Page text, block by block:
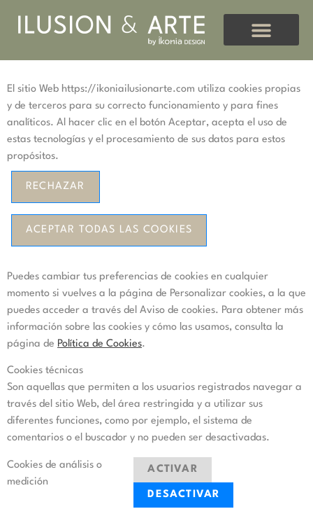
Personalizar
Cookies
El sitio Web https://ikoniailusionarte.com utiliza cookies propias
y de terceros para su correcto funcionamiento y para fines
analíticos. Al hacer clic en el botón Aceptar, acepta el uso de
estas tecnologías y el procesamiento de sus datos para estos
propósitos.
RECHAZAR
ACEPTAR TODAS LAS COOKIES
Puedes cambiar tus preferencias de cookies en cualquier
momento si vuelves a la página de Personalizar cookies, a la que
puedes acceder a través del Aviso de cookies. Para obtener más
información sobre las cookies y cómo las usamos, consulta la
página de Política de Cookies.
Cookies técnicas
Son aquellas que permiten a los usuarios registrados navegar a
través del sitio Web, del área restringida y a utilizar sus
diferentes funciones, como por ejemplo, el sistema de
comentarios o el buscador y no pueden ser desactivadas.
Cookies de análisis o
medición
ACTIVAR
DESACTIVAR